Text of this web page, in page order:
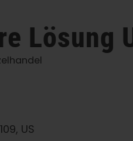
Lösung
US